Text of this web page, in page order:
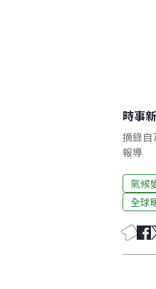
時事
摘錄自
報導
氣候
全球